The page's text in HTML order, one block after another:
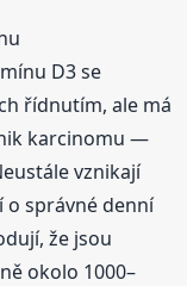
D3 se
řídnutím, ale má
karcinomu —
vznikají
o správné denní
že jsou
okolo 1000–